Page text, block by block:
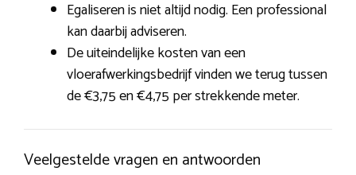
Egaliseren is niet altijd nodig. Een professional
kan daarbij adviseren.
De uiteindelijke kosten van een
vloerafwerkingsbedrijf vinden we terug tussen
de €3,75 en €4,75 per strekkende meter.
Veelgestelde vragen en antwoorden